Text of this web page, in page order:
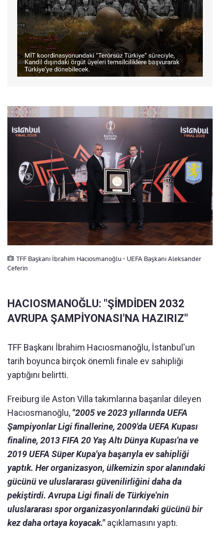
TFF Başkanı İbrahim Hacıosmanoğlu - UEFA Başkanı Aleksander
Ceferin
HACIOSMANOĞLU: "ŞİMDİDEN 2032
AVRUPA ŞAMPİYONASI'NA HAZIRIZ"
TFF Başkanı İbrahim Hacıosmanoğlu, İstanbul'un
tarih boyunca birçok önemli finale ev sahipliği
yaptığını belirtti.
Freiburg ile Aston Villa takımlarına başarılar dileyen
Hacıosmanoğlu, "2005 ve 2023 yıllarında UEFA
Şampiyonlar Ligi finallerine, 2009'da UEFA Kupası
finaline, 2013 FIFA 20 Yaş Altı Dünya Kupası'na ve
2019 UEFA Süper Kupa'ya başarıyla ev sahipliği
yaptık. Her organizasyon, ülkemizin spor alanındaki
gücünü ve uluslararası güvenilirliğini daha da
pekiştirdi. Avrupa Ligi finali de Türkiye'nin
uluslararası spor organizasyonlarındaki gücünü bir
kez daha ortaya koyacak."açıklamasını yaptı.